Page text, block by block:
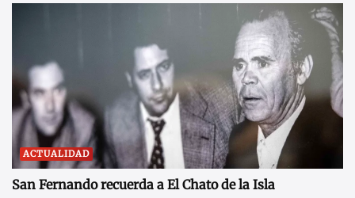
ACTUALIDAD
San Fernando recuerda a El Chato de la Isla